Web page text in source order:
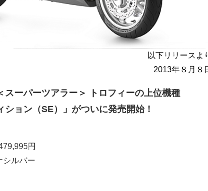
以下リリースよ
2013年８月８
スーパーツアラー＞ トロフィーの上位機種
ション（SE）」がついに発売開始！
円
シルバー